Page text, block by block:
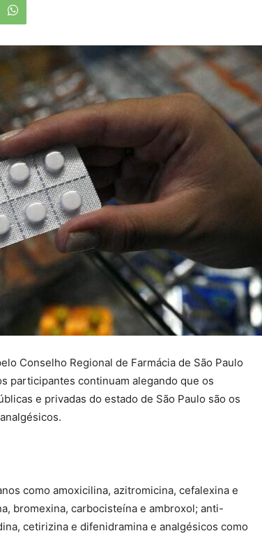
Conselho Regional de Farmácia de São Paulo
participantes continuam alegando que os
e privadas do estado de São Paulo são os
como amoxicilina, azitromicina, cefalexina e
bromexina, carbocisteína e ambroxol; anti-
cetirizina e difenidramina e analgésicos como